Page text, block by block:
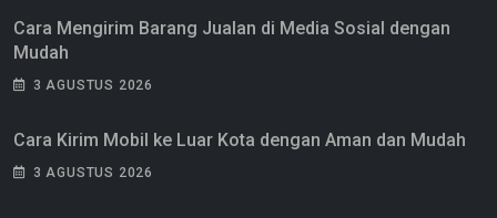
Cara Mengirim Barang Jualan di Media Sosial dengan
Mudah
3 AGUSTUS 2026
Cara Kirim Mobil ke Luar Kota dengan Aman dan Mudah
3 AGUSTUS 2026